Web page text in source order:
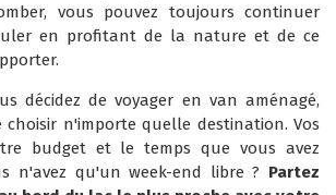
vous pouvez toujours continuer
en profitant de la nature et de ce
décidez de voyager en van aménagé,
choisir n'importe quelle destination. Vos
budget et le temps que vous avez
n'avez qu'un week-end libre ? Partez